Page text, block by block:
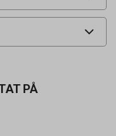
PÅ